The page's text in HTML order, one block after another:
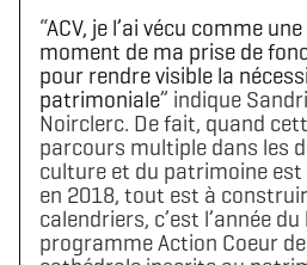
“ACV, je l’ai vécu comme
moment de ma prise de
pour rendre visible la
patrimoniale” indique
Noirclerc. De fait, quand
parcours multiple dans les
culture et du patrimoine
en 2018, tout est à
calendriers, c’est l’année
programme Action Coeur